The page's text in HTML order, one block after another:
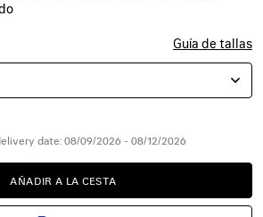
Guía de tallas
date: 08/09/2026 - 08/12/2026
AÑADIR
A
AÑADIR A LA CESTA
POR
FAVOR,